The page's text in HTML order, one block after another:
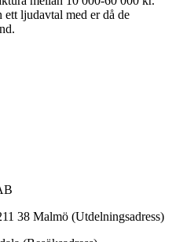
ljudavtal med er då de
38 Malmö (Utdelningsadress)